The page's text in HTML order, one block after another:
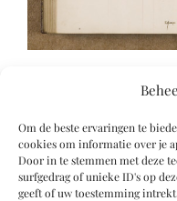
Om de beste ervaringen te
cookies om informatie over je
Door in te stemmen met deze
surfgedrag of unieke ID's op
geeft of uw toestemming
© 2019 Roel